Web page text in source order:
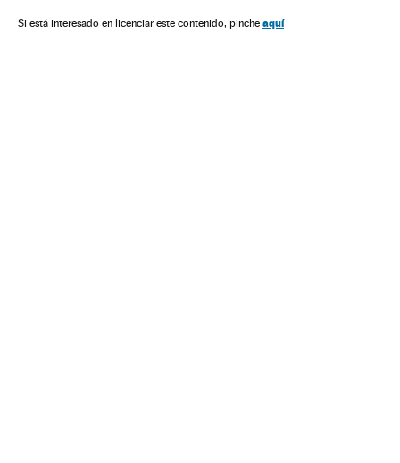
Exercício físico Tabaco Dietas Consumo álcool
Si está interesado en licenciar este contenido, pinche aquí